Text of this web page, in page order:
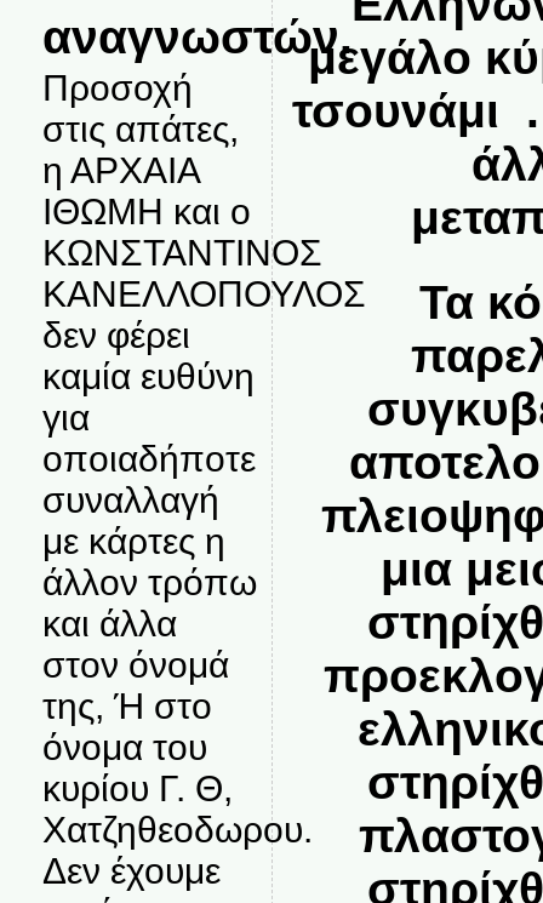
αναγνωστών.
Προσοχή
στις απάτες,
η ΑΡΧΑΙΑ
ΙΘΩΜΗ και ο
ΚΩΝΣΤΑΝΤΙΝΟΣ
ΚΑΝΕΛΛΟΠΟΥΛΟΣ
δεν φέρει
καμία ευθύνη
για
οποιαδήποτε
συναλλαγή
με κάρτες η
άλλον τρόπω
και άλλα
στον όνομά
της, Ή στο
όνομα του
κυρίου Γ. Θ,
Χατζηθεοδωρου.
Δεν έχουμε
μεγάλο
τσουνάμι
Τα
μια